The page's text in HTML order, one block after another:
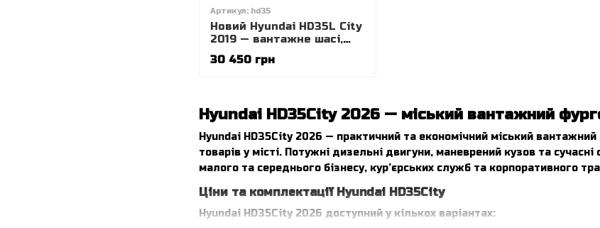
Hyundai HD35City 2026 — міський вантажний
Hyundai HD35City 2026 — практичний та економічний міський
товарів у місті. Потужні дизельні двигуни, маневрений кузов та
малого та середнього бізнесу, кур’єрських служб та корпоративного
Ціни та комплектації Hyundai HD35City
Hyundai HD35City 2026 доступний у кількох варіантах:
Артикул: hd35
Новий Hyundai HD35L City
2019 — вантажне шасі,
дизель 2.5 л, МКПП 6,
гарантія 3 роки
30 450 грн